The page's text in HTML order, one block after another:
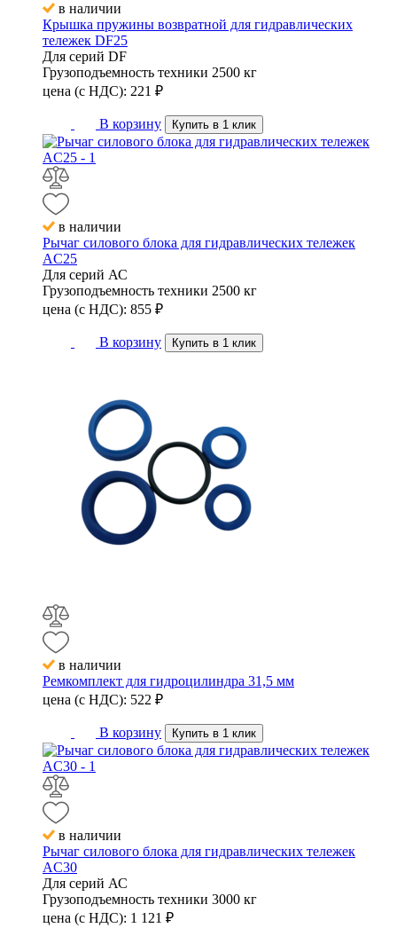
в наличии
Крышка пружины возвратной для гидравлических
тележек DF25
Для серий DF
Грузоподъемность техники 2500 кг
цена (с НДС): 221 ₽
В корзину Купить в 1 клик
в наличии
Рычаг силового блока для гидравлических тележек
AC25
Для серий АС
Грузоподъемность техники 2500 кг
цена (с НДС): 855 ₽
В корзину Купить в 1 клик
в наличии
Ремкомплект для гидроцилиндра 31,5 мм
цена (с НДС): 522 ₽
В корзину Купить в 1 клик
в наличии
Рычаг силового блока для гидравлических тележек
AC30
Для серий АС
Грузоподъемность техники 3000 кг
цена (с НДС): 1 121 ₽